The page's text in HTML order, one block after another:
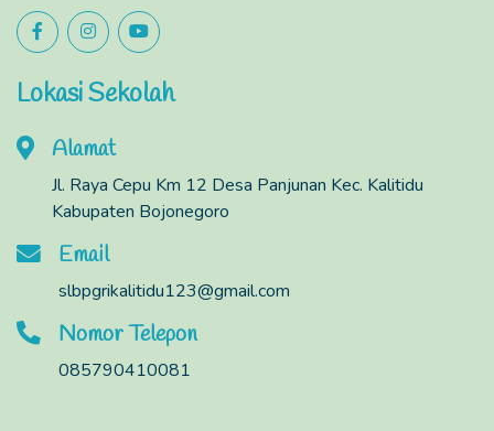
Lokasi Sekolah
Alamat
Jl. Raya Cepu Km 12 Desa Panjunan Kec. Kalitidu
Kabupaten Bojonegoro
Email
slbpgrikalitidu123@gmail.com
Nomor Telepon
085790410081